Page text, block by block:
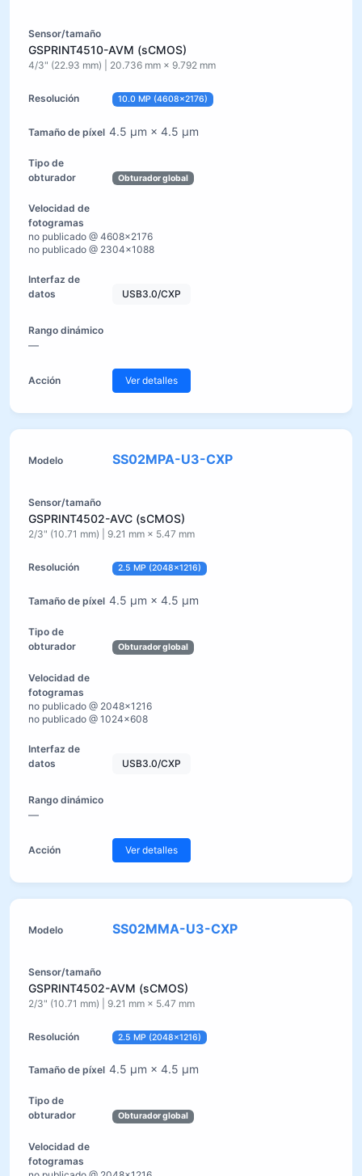
GSPRINT4510-AVM (sCMOS)
4/3" (22.93 mm) | 20.736 mm × 9.792 mm
10.0 MP (4608×2176)
4.5 µm × 4.5 µm
Obturador global
no publicado @ 4608×2176
no publicado @ 2304×1088
USB3.0/CXP
—
Ver detalles
SS02MPA-U3-CXP
GSPRINT4502-AVC (sCMOS)
2/3" (10.71 mm) | 9.21 mm × 5.47 mm
2.5 MP (2048×1216)
4.5 µm × 4.5 µm
Obturador global
no publicado @ 2048×1216
no publicado @ 1024×608
USB3.0/CXP
—
Ver detalles
SS02MMA-U3-CXP
GSPRINT4502-AVM (sCMOS)
2/3" (10.71 mm) | 9.21 mm × 5.47 mm
2.5 MP (2048×1216)
4.5 µm × 4.5 µm
Obturador global